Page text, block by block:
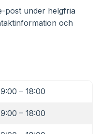
post under helgfria
och
– 18:00
– 18:00